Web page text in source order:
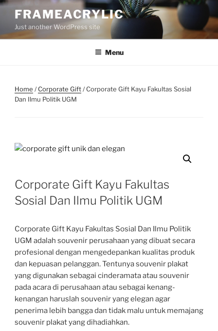
Skip
content
FRAMEACRYLIC
Just another WordPress site
Menu
Home /Corporate Gift/ Corporate Gift Kayu Fakultas Sosial
Dan Ilmu Politik UGM
Corporate Gift Kayu Fakultas
Sosial Dan Ilmu Politik UGM
Corporate Gift Kayu Fakultas Sosial Dan Ilmu Politik
UGM adalah souvenir perusahaan yang dibuat secara
profesional dengan mengedepankan kualitas produk
dan kepuasan pelanggan. Tentunya souvenir plakat
yang digunakan sebagai cinderamata atau souvenir
pada acara di perusahaan atau sebagai kenang-
kenangan haruslah souvenir yang elegan agar
penerima lebih bangga dan tidak malu untuk memajang
souvenir plakat yang dihadiahkan.